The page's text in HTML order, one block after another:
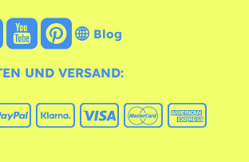
Blog
UND VERSAND: